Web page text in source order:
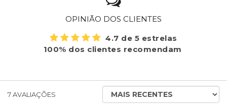
OPINIÃO DOS CLIENTES
4.7 de 5 estrelas
100% dos clientes recomendam
7AVALIAÇÕES
ORDENAR
AVALIAÇÕES